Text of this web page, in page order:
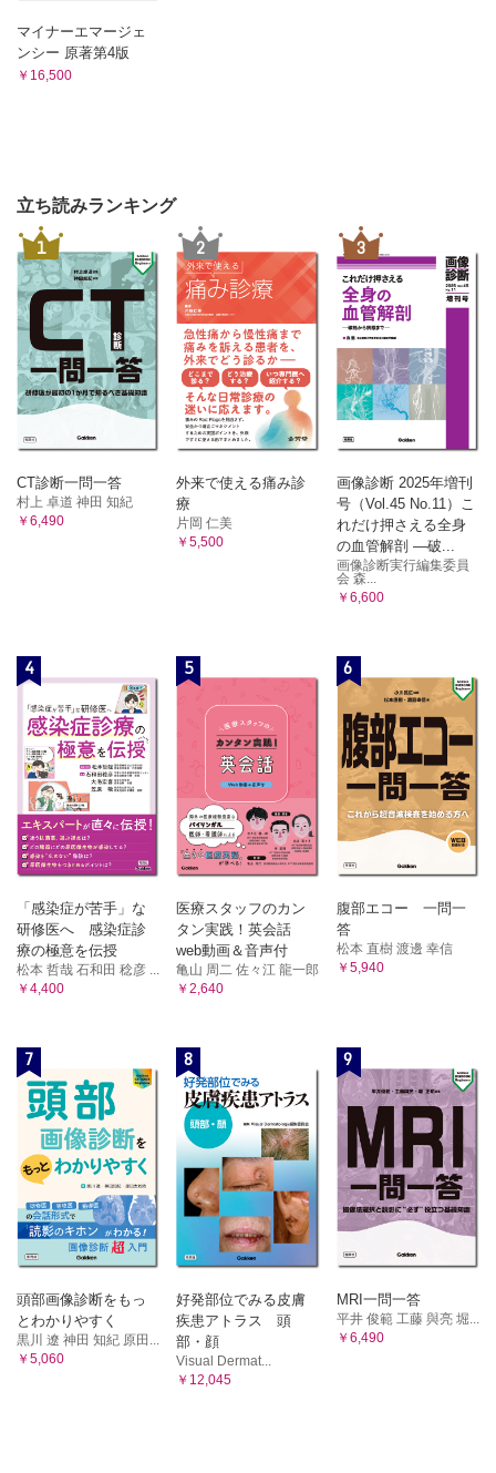
マイナーエマージェ
ンシー 原著第4版
￥16,500
立ち読みランキング
1
CT診断一問一答
村上 卓道 神田 知紀
￥6,490
2
外来で使える痛み診
療
片岡 仁美
￥5,500
3
画像診断 2025年増刊
号（Vol.45 No.11）こ
れだけ押さえる全身
の血管解剖 ―破...
画像診断実行編集委員
会 森...
￥6,600
4
「感染症が苦手」な
研修医へ 感染症診
療の極意を伝授
松本 哲哉 石和田 稔彦 ...
￥4,400
5
医療スタッフのカン
タン実践！英会話
web動画＆音声付
亀山 周二 佐々江 龍一郎
￥2,640
6
腹部エコー 一問一
答
松本 直樹 渡邊 幸信
￥5,940
7
頭部画像診断をもっ
とわかりやすく
黒川 遼 神田 知紀 原田...
￥5,060
8
好発部位でみる皮膚
疾患アトラス 頭
部・顔
Visual Dermat...
￥12,045
9
MRI一問一答
平井 俊範 工藤 與亮 堀...
￥6,490